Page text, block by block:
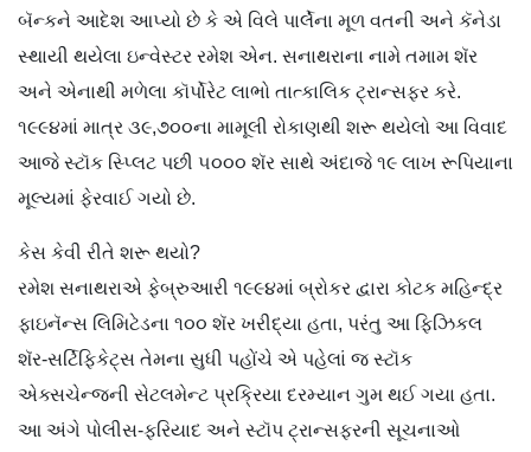
બૅન્કને આદેશ આપ્યો છે કે એ વિલે પાર્લેના મૂળ વતની અને કૅનેડા
સ્થાયી થયેલા ઇન્વેસ્ટર રમેશ એન. સનાથરાના નામે તમામ શૅર
અને એનાથી મળેલા કૉર્પોરેટ લાભો તાત્કાલિક ટ્રાન્સફર કરે.
૧૯૯૪માં માત્ર ૩૯,૭૦૦ના મામૂલી રોકાણથી શરૂ થયેલો આ વિવાદ
આજે સ્ટૉક સ્પ્લિટ પછી ૫૦૦૦ શૅર સાથે અંદાજે ૧૯ લાખ રૂપિયાના
મૂલ્યમાં ફેરવાઈ ગયો છે.
કેસ કેવી રીતે શરૂ થયો?
રમેશ સનાથરાએ ફેબ્રુઆરી ૧૯૯૪માં બ્રોકર દ્વારા કોટક મહિન્દ્ર
ફાઇનૅન્સ લિમિટેડના ૧૦૦ શૅર ખરીદ્યા હતા, પરંતુ આ ફિઝિકલ
શૅર-સર્ટિફિકેટ્સ તેમના સુધી પહોંચે એ પહેલાં જ સ્ટૉક
એક્સચેન્જની સેટલમેન્ટ પ્રક્રિયા દરમ્યાન ગુમ થઈ ગયા હતા.
આ અંગે પોલીસ-ફરિયાદ અને સ્ટૉપ ટ્રાન્સફરની સૂચનાઓ